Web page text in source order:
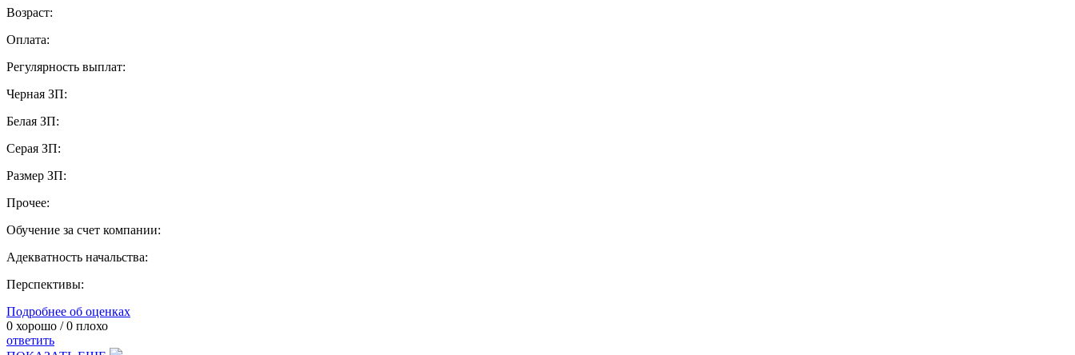
Возраст:
Оплата:
Регулярность выплат:
Черная ЗП:
Белая ЗП:
Серая ЗП:
Размер ЗП:
Прочее:
Обучение за счет компании:
Адекватность начальства:
Перспективы:
Подробнее об оценках
0 хорошо /0 плохо
ответить